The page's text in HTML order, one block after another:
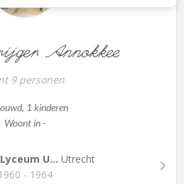
Annokkee
9 personen
, 1 kinderen
Woont in -
U... Utrecht
- 1964